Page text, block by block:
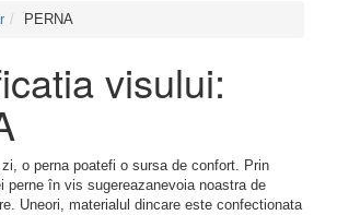
PERNA
visului:
o perna poatefi o sursa de confort. Prin
perne în vis sugereazanevoia noastra de
Uneori, materialul dincare este confectionata